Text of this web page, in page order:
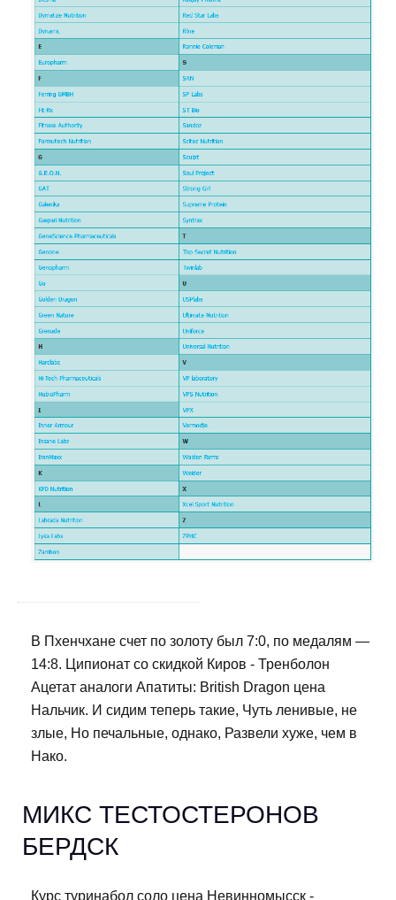
В Пхенчхане счет по золоту был 7:0, по медалям —
14:8. Ципионат со скидкой Киров - Тренболон
Ацетат аналоги Апатиты: British Dragon цена
Нальчик. И сидим теперь такие, Чуть ленивые, не
злые, Но печальные, однако, Развели хуже, чем в
Нако.
МИКС ТЕСТОСТЕРОНОВ
БЕРДСК
Курс туринабол соло цена Невинномысск -